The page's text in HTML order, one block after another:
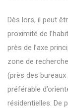
Dès lors, il peut
proximité de
près de l’axe
zone de
(près des
préférable
résidentielles. De